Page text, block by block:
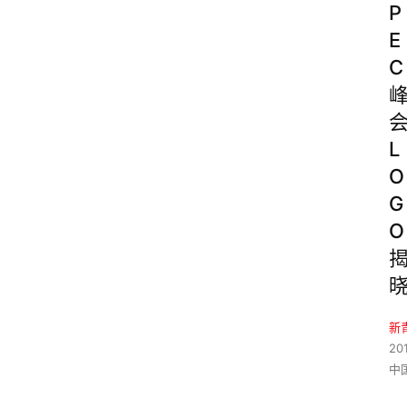
P
E
C
L
O
G
O
新
中